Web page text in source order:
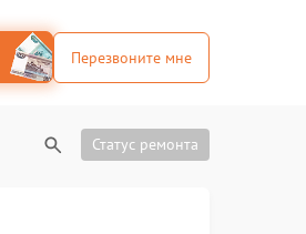
Перезвоните мне
Статус ремонта